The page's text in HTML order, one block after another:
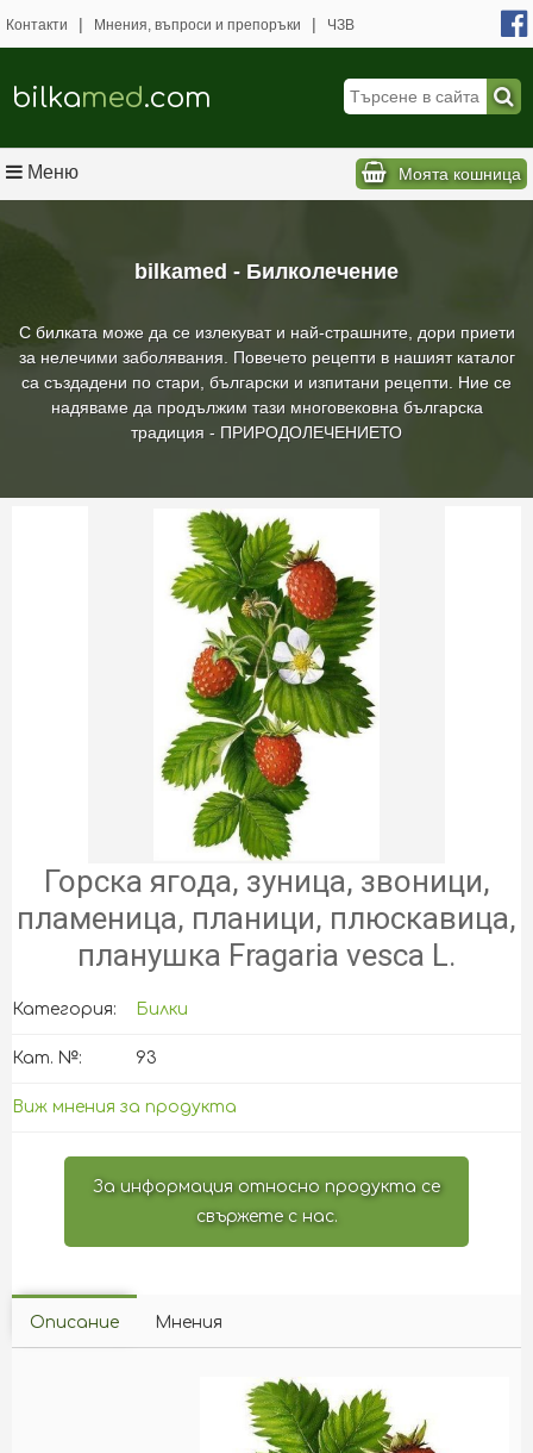
bilkamed - Билколечение
С билката може да се излекуват и най-страшните, дори приети
за нелечими заболявания. Повечето рецепти в нашият каталог
са създадени по стари, български и изпитани рецепти. Ние се
надяваме да продължим тази многовековна българска
традиция - ПРИРОДОЛЕЧЕНИЕТО
Контакти | Мнения, въпроси и препоръки | ЧЗВ
bilkamed.com
Меню Моята кошница
Горска ягода, зуница, звоници,
пламеница, планици, плюскавица,
планушка Fragaria vesca L.
Категория: Билки
Кат. №: 93
Виж мнения за продукта
За информация относно продукта се
свържете с нас.
Описание Мнения